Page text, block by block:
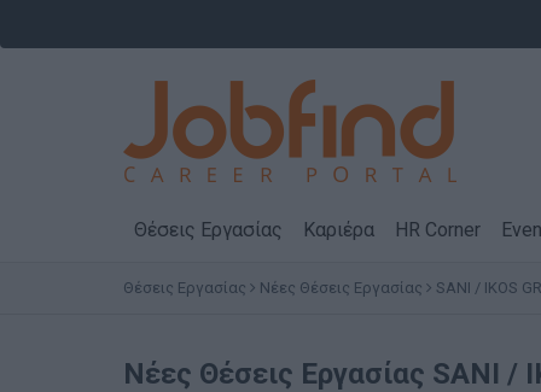
Θέσεις Εργασίας Καριέρα HR Corner
Θέσεις Εργασίας Νέες Θέσεις Εργασίας SANI / IKOS
Νέες Θέσεις Εργασίας SANI /